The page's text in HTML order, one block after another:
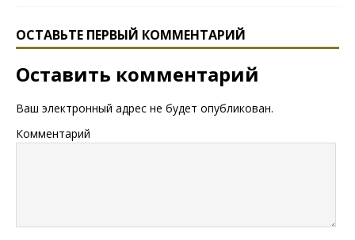
ОСТАВЬТЕ ПЕРВЫЙ КОММЕНТАРИЙ
Оставить комментарий
Ваш электронный адрес не будет опубликован.
Комментарий